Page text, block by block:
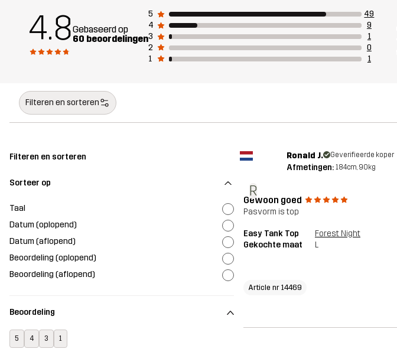
4.8Gebaseerd op
60 beoordelingen
5
49
4
9
3
1
2
0
1
1
Filteren en sorteren
Filteren en sorteren
Sorteer op
Taal
Datum (oplopend)
Datum (aflopend)
Beoordeling (oplopend)
Beoordeling (aflopend)
Beoordeling
5 4 3 1
R
Ronald J. Geverifieerde koper
Afmetingen: 184cm, 90kg
Gewoon goed
Pasvorm is top
Easy Tank Top
Forest Night
Gekochte maat
L
Article nr 14469